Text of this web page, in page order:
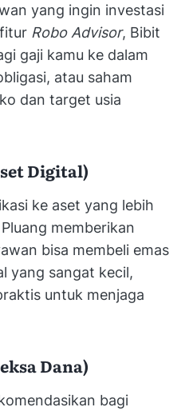
yang ingin investasi
Robo Advisor, Bibit
gaji kamu ke dalam
atau saham
dan target usia
Digital)
ke aset yang lebih
memberikan
bisa membeli emas
yang sangat kecil,
untuk menjaga
Dana)
bagi